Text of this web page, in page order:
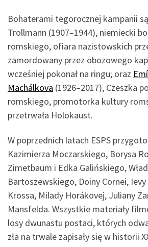
Bohaterami tegorocznej kampanii
Trollmann (1907–1944), niemiecki
romskiego, ofiara nazistowskich
zamordowany przez obozowego
wcześniej pokonał na ringu; oraz
Machálkova (1926–2017), Czeszka
romskiego, promotorka kultury
przetrwała Holokaust.
W poprzednich latach ESPS
Kazimierza Moczarskiego, Borysa
Zimetbaum i Edka Galińskiego,
Bartoszewskiego, Doiny Cornei, Ievy
Krossa, Milady Horákovej, Juliany
Mansfelda. Wszystkie materiały
losy dwunastu postaci, których
zła na trwale zapisały się w historii